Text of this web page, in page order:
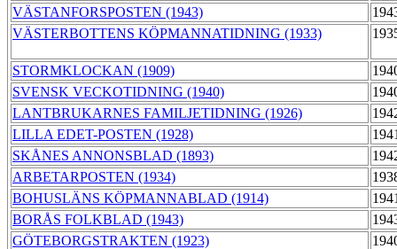
VÄSTANFORSPOSTEN (1943)
VÄSTERBOTTENS KÖPMANNATIDNING (1933)
STORMKLOCKAN (1909)
SVENSK VECKOTIDNING (1940)
LANTBRUKARNES FAMILJETIDNING (1926)
LILLA EDET-POSTEN (1928)
SKÅNES ANNONSBLAD (1893)
ARBETARPOSTEN (1934)
BOHUSLÄNS KÖPMANNABLAD (1914)
BORÅS FOLKBLAD (1943)
GÖTEBORGSTRAKTEN (1923)